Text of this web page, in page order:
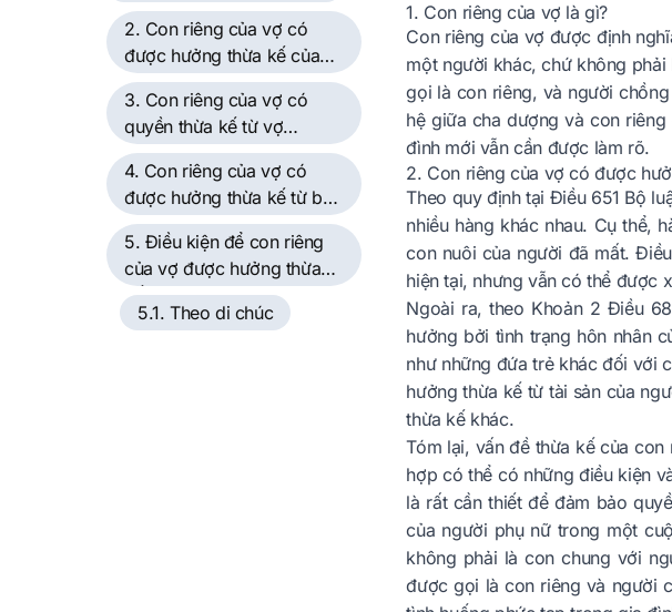
2. Con riêng của vợ có
được hưởng thừa kế của
vợ không?
3. Con riêng của vợ có
quyền thừa kế từ vợ
không?
4. Con riêng của vợ có
được hưởng thừa kế từ bố
dượng không?
5. Điều kiện để con riêng
của vợ được hưởng thừa
kế
5.1. Theo di chúc
1. Con riêng của vợ là gì?
Con riêng của vợ được định
một người khác, chứ không
gọi là con riêng, và người
hệ giữa cha dượng và con
đình mới vẫn cần được làm rõ.
2. Con riêng của vợ có được
Theo quy định tại Điều 651 Bộ
nhiều hàng khác nhau. Cụ thể,
con nuôi của người đã mất.
hiện tại, nhưng vẫn có thể được
Ngoài ra, theo Khoản 2 Điều
hưởng bởi tình trạng hôn nhân
như những đứa trẻ khác đối với
hưởng thừa kế từ tài sản của
thừa kế khác.
Tóm lại, vấn đề thừa kế của
hợp có thể có những điều kiện
là rất cần thiết để đảm bảo
của người phụ nữ trong một
không phải là con chung với
được gọi là con riêng và người